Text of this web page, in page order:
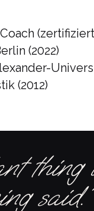
(2022)
(2012)